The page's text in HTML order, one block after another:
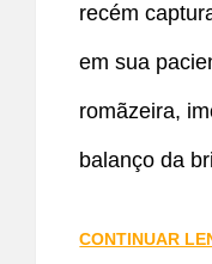
recém
em sua
romãzeira,
balanço da
CONTINUAR